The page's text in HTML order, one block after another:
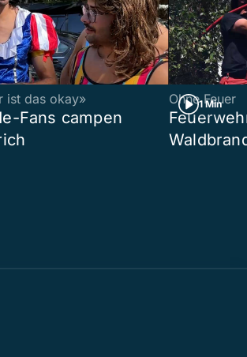
ist das okay»
Fans campen
1 Min
Ohne Feuer